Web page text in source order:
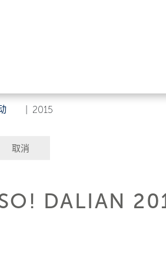
2015
取消
DALIAN